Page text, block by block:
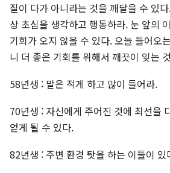
질이 다가 아니라는 것을 깨달을 수 있
상 초심을 생각하고 행동하라. 눈 앞의
기회가 오지 않을 수 있다. 오늘 들어오
니 더 좋은 기회를 위해서 깨끗이 잊는
58년생 : 말은 적게 하고 많이 들어라.
70년생 : 자신에게 주어진 것에 최선을
얻게 될 수 있다.
82년생 : 주변 환경 탓을 하는 이들이